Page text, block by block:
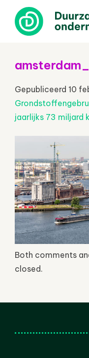
Gepubliceerd 10
jaarlijks 73 miljard
Both comments
closed.